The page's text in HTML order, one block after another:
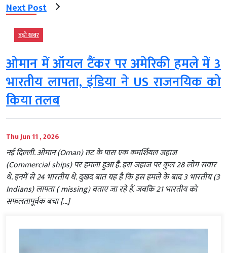
Next Post
बड़ी खबर
ओमान में ऑयल टैंकर पर अमेरिकी हमले में 3
भारतीय लापता, इंडिया ने US राजनयिक को
किया तलब
Thu Jun 11 , 2026
नई दिल्ली. ओमान (Oman) तट के पास एक कमर्शियल जहाज
(Commercial ships) पर हमला हुआ है. इस जहाज पर कुल 28 लोग सवार
थे. इनमें से 24 भारतीय थे. दुखद बात यह है कि इस हमले के बाद 3 भारतीय (3
Indians) लापता ( missing) बताए जा रहे हैं. जबकि 21 भारतीय को
सफलतापूर्वक बचा […]